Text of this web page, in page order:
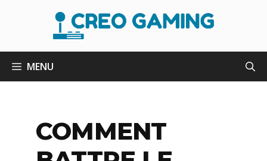
MENU
COMMENT